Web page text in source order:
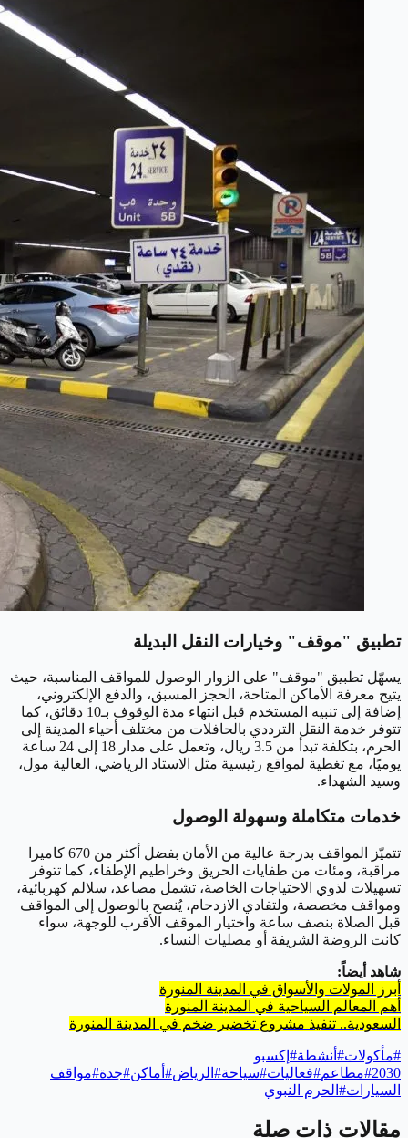
تطبيق "موقف" وخيارات النقل البديلة
يسهّل تطبيق "موقف" على الزوار الوصول للمواقف المناسبة، حيث
يتيح معرفة الأماكن المتاحة، الحجز المسبق، والدفع الإلكتروني،
إضافة إلى تنبيه المستخدم قبل انتهاء مدة الوقوف بـ10 دقائق، كما
تتوفر خدمة النقل الترددي بالحافلات من مختلف أحياء المدينة إلى
الحرم، بتكلفة تبدأ من 3.5 ريال، وتعمل على مدار 18 إلى 24 ساعة
يوميًا، مع تغطية لمواقع رئيسية مثل الاستاد الرياضي، العالية مول،
وسيد الشهداء.
خدمات متكاملة وسهولة الوصول
تتميّز المواقف بدرجة عالية من الأمان بفضل أكثر من 670 كاميرا
مراقبة، ومئات من طفايات الحريق وخراطيم الإطفاء، كما تتوفر
تسهيلات لذوي الاحتياجات الخاصة، تشمل مصاعد، سلالم كهربائية،
ومواقف مخصصة، ولتفادي الازدحام، يُنصح بالوصول إلى المواقف
قبل الصلاة بنصف ساعة واختيار الموقف الأقرب للوجهة، سواء
كانت الروضة الشريفة أو مصليات النساء.
شاهد أيضاً:
أبرز المولات والأسواق في المدينة المنورة
أهم المعالم السياحية في المدينة المنورة
السعودية.. تنفيذ مشروع تخضير ضخم في المدينة المنورة
#مأكولات# أنشطة# إكسبو
2030
#مطاعم#فعاليات#سياحة# الرياض# أماكن#جدة#مواقف
السيارات# الحرم النبوي
مقالات ذات صلة